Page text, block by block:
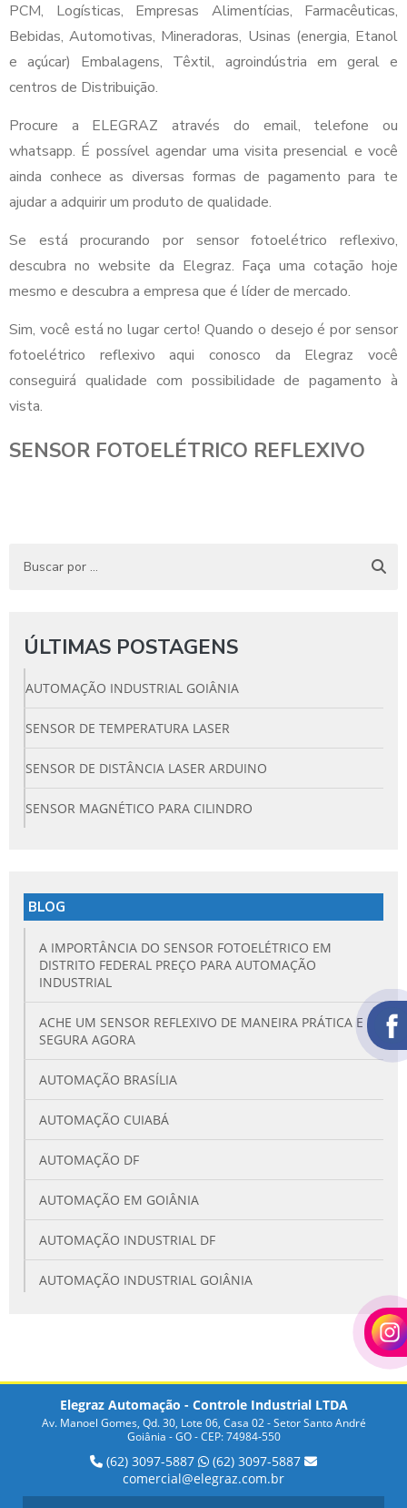
PCM, Logísticas, Empresas Alimentícias, Farmacêuticas,
Bebidas, Automotivas, Mineradoras, Usinas (energia, Etanol
e açúcar) Embalagens, Têxtil, agroindústria em geral e
centros de Distribuição.
Procure a ELEGRAZ através do email, telefone ou
whatsapp. É possível agendar uma visita presencial e você
ainda conhece as diversas formas de pagamento para te
ajudar a adquirir um produto de qualidade.
Se está procurando por sensor fotoelétrico reflexivo,
descubra no website da Elegraz. Faça uma cotação hoje
mesmo e descubra a empresa que é líder de mercado.
Sim, você está no lugar certo! Quando o desejo é por sensor
fotoelétrico reflexivo aqui conosco da Elegraz você
conseguirá qualidade com possibilidade de pagamento à
vista.
SENSOR FOTOELÉTRICO REFLEXIVO
ÚLTIMAS POSTAGENS
AUTOMAÇÃO INDUSTRIAL GOIÂNIA
SENSOR DE TEMPERATURA LASER
SENSOR DE DISTÂNCIA LASER ARDUINO
SENSOR MAGNÉTICO PARA CILINDRO
BLOG
A IMPORTÂNCIA DO SENSOR FOTOELÉTRICO EM
DISTRITO FEDERAL PREÇO PARA AUTOMAÇÃO
INDUSTRIAL
ACHE UM SENSOR REFLEXIVO DE MANEIRA PRÁTICA E
SEGURA AGORA
AUTOMAÇÃO BRASÍLIA
AUTOMAÇÃO CUIABÁ
AUTOMAÇÃO DF
AUTOMAÇÃO EM GOIÂNIA
AUTOMAÇÃO INDUSTRIAL DF
AUTOMAÇÃO INDUSTRIAL GOIÂNIA
COMO OS SENSORES INDUTIVOS E CAPACITIVOS
DESCUBRA COMO ECONOMIZAR NA COMPRA DE
SENSOR CAPACITIVO PREÇO
DICAS PARA ENCONTRAR O MELHOR SENSOR DE
Elegraz Automação - Controle Industrial LTDA
Av. Manoel Gomes, Qd. 30, Lote 06, Casa 02 - Setor Santo André
Goiânia - GO - CEP: 74984-550
(62) 3097-5887
(62) 3097-5887
comercial@elegraz.com.br